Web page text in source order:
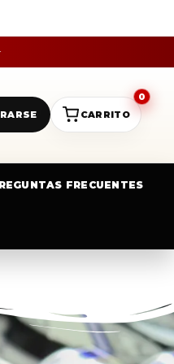
0
CARRITO
FRECUENTES